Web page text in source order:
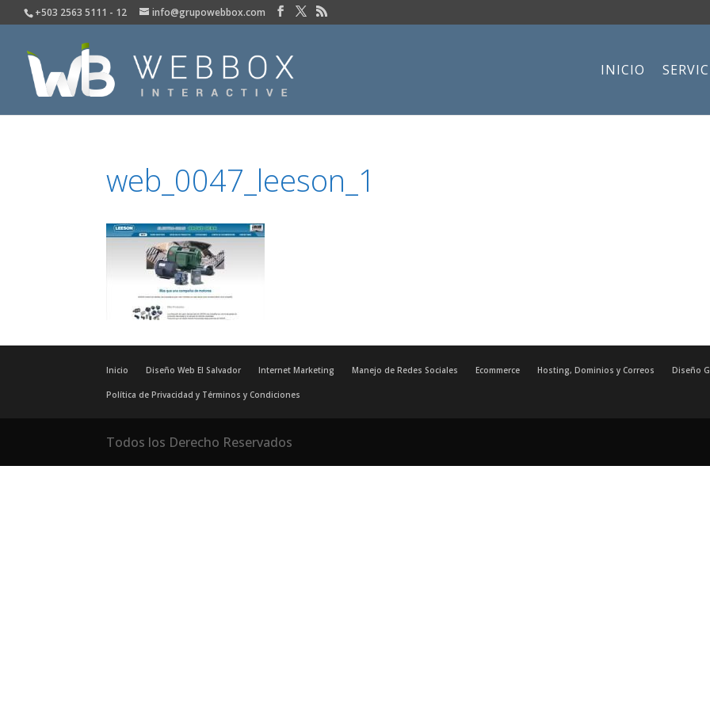
+503 2563 5111 - 12 info@grupowebbox.com
INICIO
web_0047_leeson_1
Inicio Diseño Web El Salvador Internet Marketing Manejo de Redes Sociales Ecommerce Hosting, Dominios y Correos Diseño
Política de Privacidad y Términos y Condiciones
Todos los Derecho Reservados